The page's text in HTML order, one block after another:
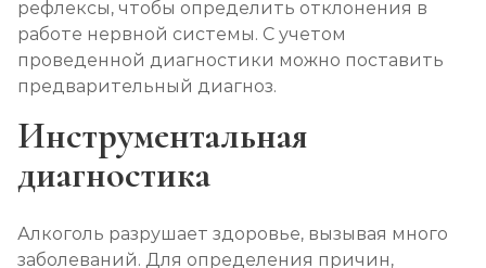
от 4 500 ₽ Записаться
Кодирование СИТ
от 6 000 ₽
Кодирование тройной блок
рефлексы, чтобы определить отклонения в
работе нервной системы. С учетом
проведенной диагностики можно поставить
предварительный диагноз.
Инструментальная
диагностика
Алкоголь разрушает здоровье, вызывая много
заболеваний. Для определения причин,